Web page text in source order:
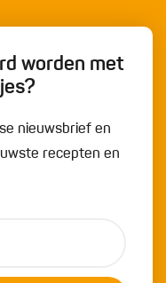
worden met
nieuwsbrief en
recepten en